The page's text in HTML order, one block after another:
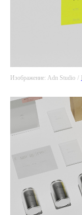
Изображение: Adn Studio /